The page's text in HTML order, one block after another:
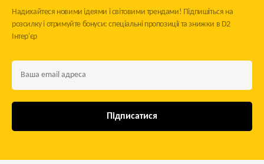
Надихайтеся новими ідеями і світовими трендами! Підпишіться на
розсилку і отримуйте бонуси: спеціальні пропозиції та знижки в D2
Інтер'єр
Підписатися